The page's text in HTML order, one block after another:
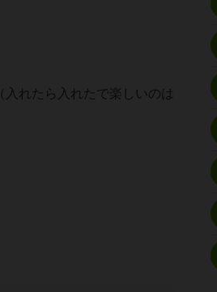
れたら入れたで楽しいのは